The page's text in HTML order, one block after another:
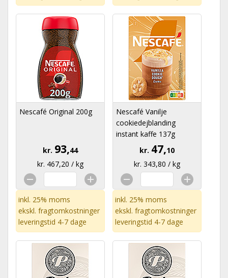
Nescafé Original 200g
kr. 93,44
kr. 467,20 / kg
inkl. 25% moms
ekskl. fragtomkostninger
leveringstid 4-7 dage
Nescafé Vanilje
cookiedejblanding
instant kaffe 137g
kr. 47,10
kr. 343,80 / kg
inkl. 25% moms
ekskl. fragtomkostninger
leveringstid 4-7 dage